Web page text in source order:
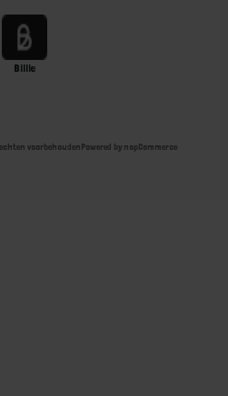
Billie
voorbehoudenPowered by nopCommerce